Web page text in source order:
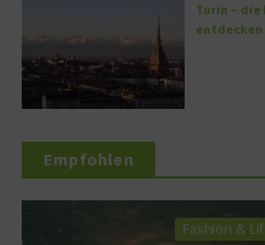
Turin –
entdecken
Empfohlen
Fashion &